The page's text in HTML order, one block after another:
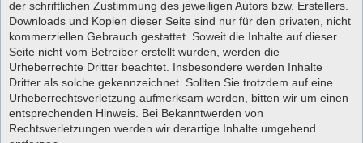
der schriftlichen Zustimmung des jeweiligen Autors bzw. Erstellers.
Downloads und Kopien dieser Seite sind nur für den privaten, nicht
kommerziellen Gebrauch gestattet. Soweit die Inhalte auf dieser
Seite nicht vom Betreiber erstellt wurden, werden die
Urheberrechte Dritter beachtet. Insbesondere werden Inhalte
Dritter als solche gekennzeichnet. Sollten Sie trotzdem auf eine
Urheberrechtsverletzung aufmerksam werden, bitten wir um einen
entsprechenden Hinweis. Bei Bekanntwerden von
Rechtsverletzungen werden wir derartige Inhalte umgehend